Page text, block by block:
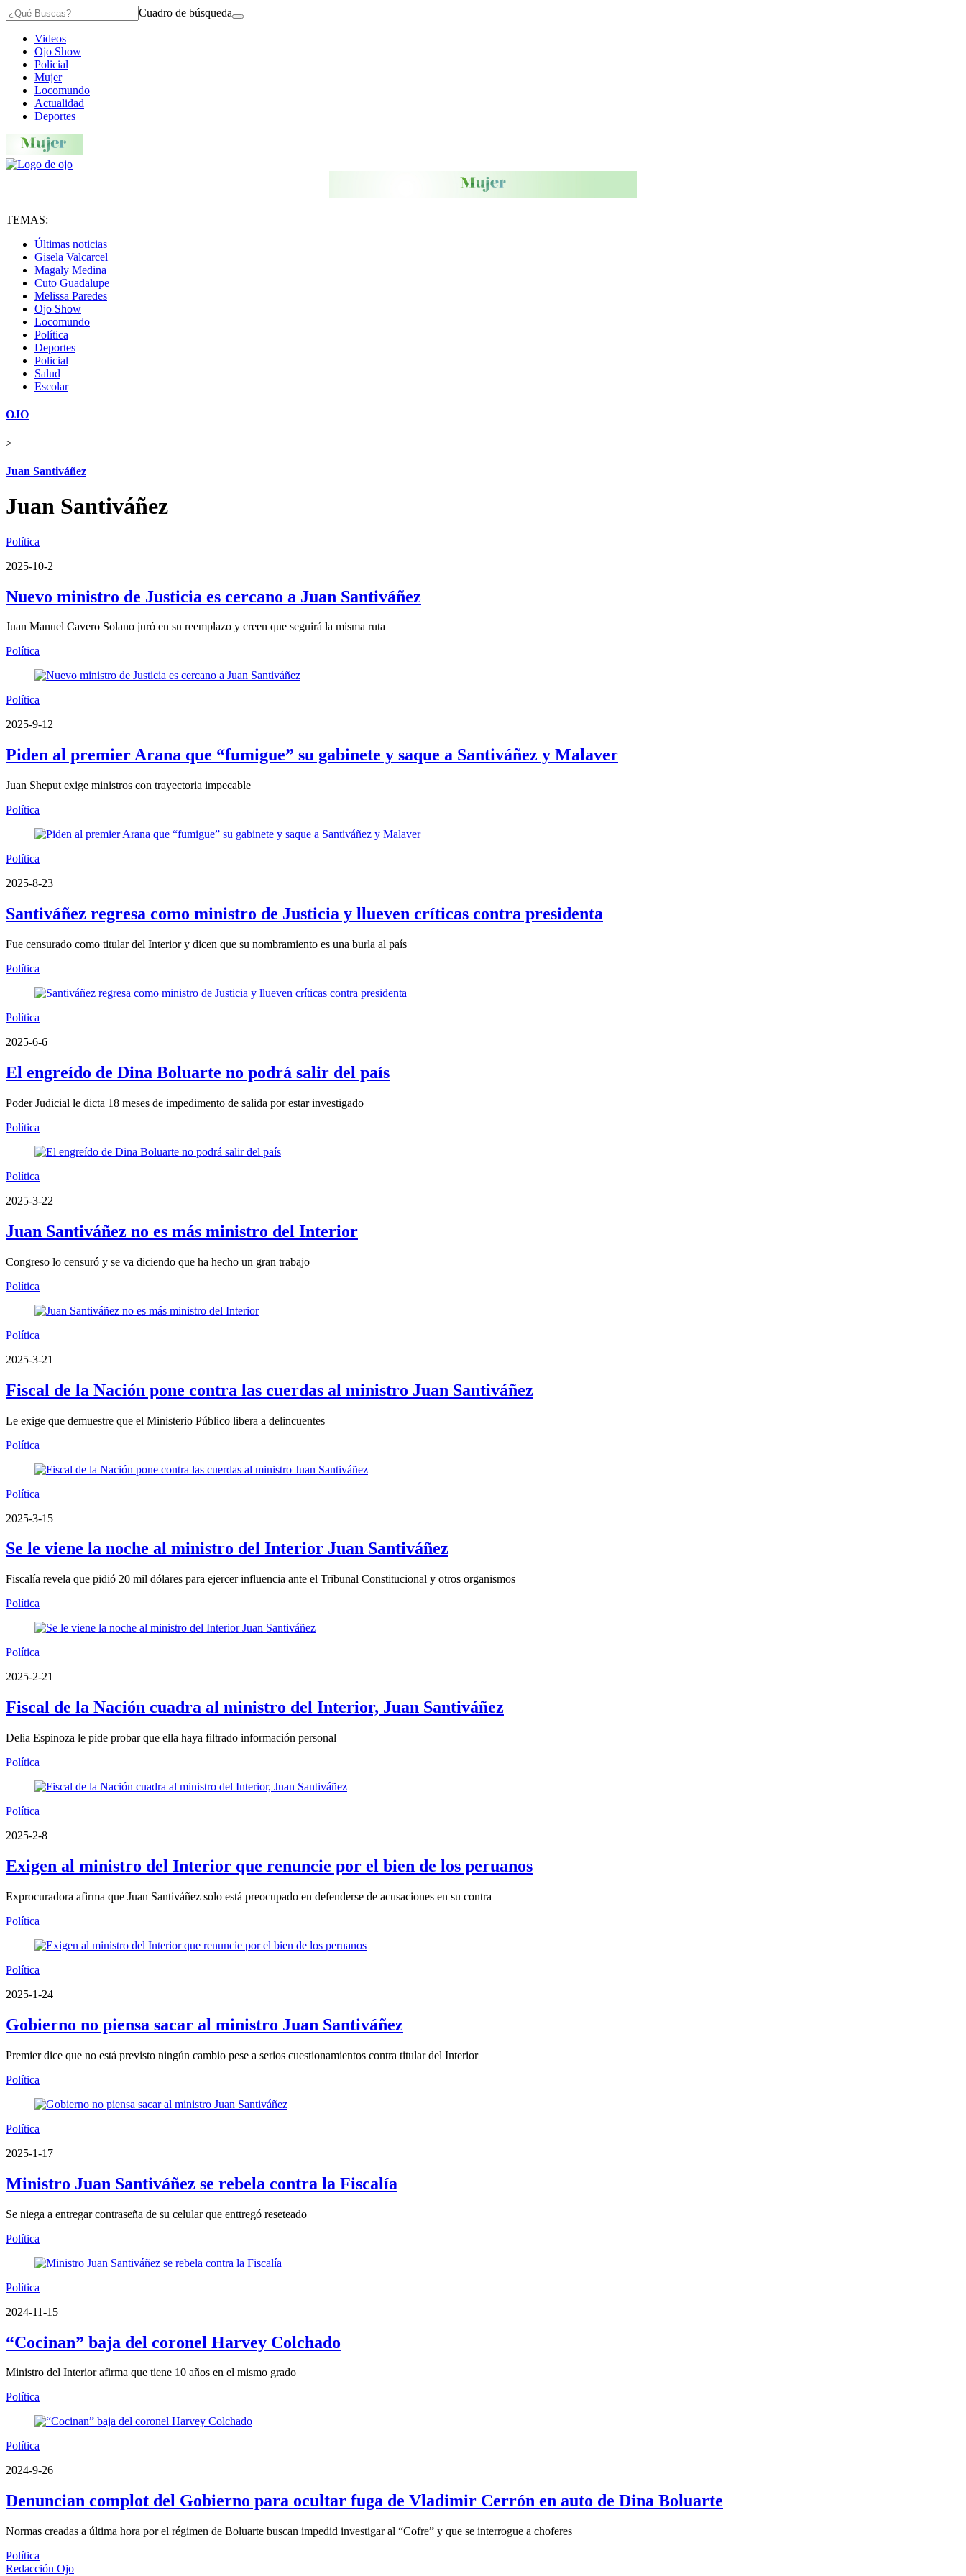
Cuadro de búsqueda
Videos
Ojo Show
Policial
Mujer
Locomundo
Actualidad
Deportes
TEMAS:
Últimas noticias
Gisela Valcarcel
Magaly Medina
Cuto Guadalupe
Melissa Paredes
Ojo Show
Locomundo
Política
Deportes
Policial
Salud
Escolar
OJO
>
Juan Santiváñez
Juan Santiváñez
Política
2025-10-2
Nuevo ministro de Justicia es cercano a Juan Santiváñez
Juan Manuel Cavero Solano juró en su reemplazo y creen que seguirá la misma ruta
Política
Política
2025-9-12
Piden al premier Arana que “fumigue” su gabinete y saque a Santiváñez y Malaver
Juan Sheput exige ministros con trayectoria impecable
Política
Política
2025-8-23
Santiváñez regresa como ministro de Justicia y llueven críticas contra presidenta
Fue censurado como titular del Interior y dicen que su nombramiento es una burla al país
Política
Política
2025-6-6
El engreído de Dina Boluarte no podrá salir del país
Poder Judicial le dicta 18 meses de impedimento de salida por estar investigado
Política
Política
2025-3-22
Juan Santiváñez no es más ministro del Interior
Congreso lo censuró y se va diciendo que ha hecho un gran trabajo
Política
Política
2025-3-21
Fiscal de la Nación pone contra las cuerdas al ministro Juan Santiváñez
Le exige que demuestre que el Ministerio Público libera a delincuentes
Política
Política
2025-3-15
Se le viene la noche al ministro del Interior Juan Santiváñez
Fiscalía revela que pidió 20 mil dólares para ejercer influencia ante el Tribunal Constitucional y otros organismos
Política
Política
2025-2-21
Fiscal de la Nación cuadra al ministro del Interior, Juan Santiváñez
Delia Espinoza le pide probar que ella haya filtrado información personal
Política
Política
2025-2-8
Exigen al ministro del Interior que renuncie por el bien de los peruanos
Exprocuradora afirma que Juan Santiváñez solo está preocupado en defenderse de acusaciones en su contra
Política
Política
2025-1-24
Gobierno no piensa sacar al ministro Juan Santiváñez
Premier dice que no está previsto ningún cambio pese a serios cuestionamientos contra titular del Interior
Política
Política
2025-1-17
Ministro Juan Santiváñez se rebela contra la Fiscalía
Se niega a entregar contraseña de su celular que enttregó reseteado
Política
Política
2024-11-15
“Cocinan” baja del coronel Harvey Colchado
Ministro del Interior afirma que tiene 10 años en el mismo grado
Política
Política
2024-9-26
Denuncian complot del Gobierno para ocultar fuga de Vladimir Cerrón en auto de Dina Boluarte
Normas creadas a última hora por el régimen de Boluarte buscan impedid investigar al “Cofre” y que se interrogue a choferes
Política
Redacción Ojo